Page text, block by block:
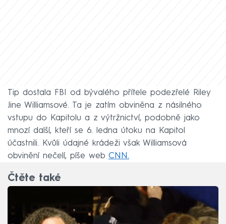
Tip dostala FBI od bývalého přítele podezřelé Riley
Jine Williamsové. Ta je zatím obviněna z násilného
vstupu do Kapitolu a z výtržnictví, podobně jako
mnozí další, kteří se 6. ledna útoku na Kapitol
účastnili. Kvůli údajné krádeži však Williamsová
obvinění nečelí, píše web CNN.
Čtěte také